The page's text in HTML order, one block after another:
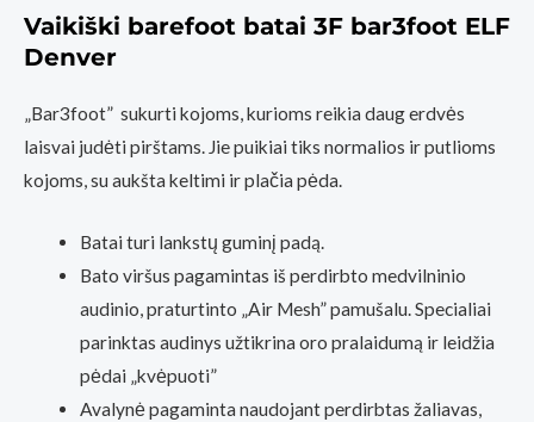
Vaikiški barefoot batai 3F bar3foot ELF
Denver
„Bar3foot” sukurti kojoms, kurioms reikia daug erdvės
laisvai judėti pirštams. Jie puikiai tiks normalios ir putlioms
kojoms, su aukšta keltimi ir plačia pėda.
Batai turi lankstų guminį padą.
Bato viršus pagamintas iš perdirbto medvilninio
audinio, praturtinto „Air Mesh” pamušalu. Specialiai
parinktas audinys užtikrina oro pralaidumą ir leidžia
pėdai „kvėpuoti”
Avalynė pagaminta naudojant perdirbtas žaliavas,